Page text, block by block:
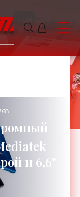
и 6,6"